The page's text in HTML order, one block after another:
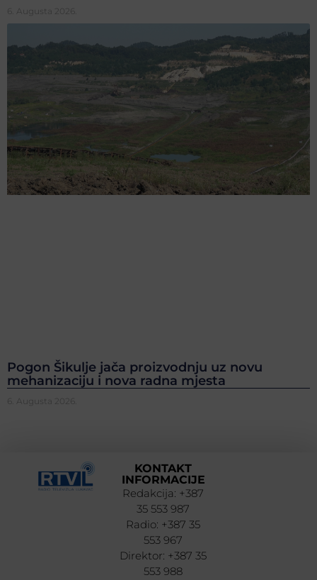
6. Augusta 2026.
Pogon Šikulje jača proizvodnju uz novu
mehanizaciju i nova radna mjesta
6. Augusta 2026.
KONTAKT
INFORMACIJE
Redakcija: +387
35 553 987
Radio: +387 35
553 967
Direktor: +387 35
553 988